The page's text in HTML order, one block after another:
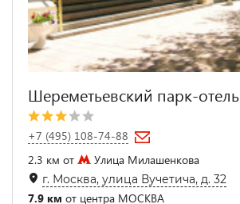
Шереметьевский парк-отель
+7 (495) 108-74-88
2.3 км от
Улица Милашенкова
г. Москва, улица Вучетича, д. 32
7.9 км от центра МОСКВА